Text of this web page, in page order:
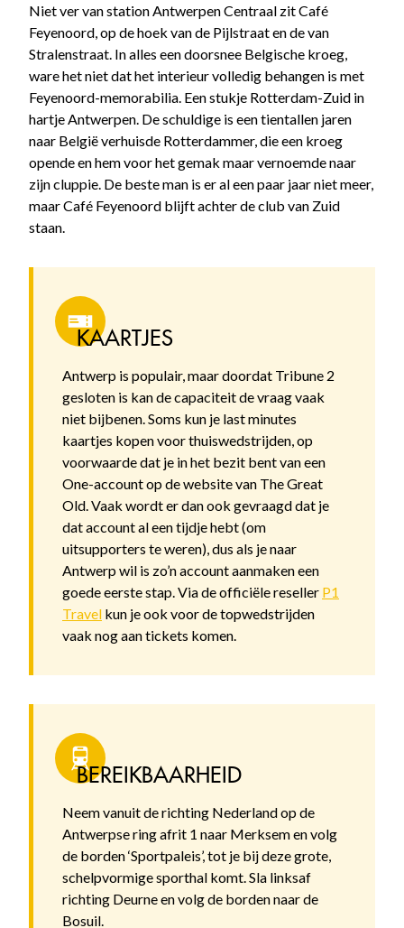
Niet ver van station Antwerpen Centraal zit Café
Feyenoord, op de hoek van de Pijlstraat en de van
Stralenstraat. In alles een doorsnee Belgische kroeg,
ware het niet dat het interieur volledig behangen is met
Feyenoord-memorabilia. Een stukje Rotterdam-Zuid in
hartje Antwerpen. De schuldige is een tientallen jaren
naar België verhuisde Rotterdammer, die een kroeg
opende en hem voor het gemak maar vernoemde naar
zijn cluppie. De beste man is er al een paar jaar niet meer,
maar Café Feyenoord blijft achter de club van Zuid
staan.
KAARTJES
Antwerp is populair, maar doordat Tribune 2
gesloten is kan de capaciteit de vraag vaak
niet bijbenen. Soms kun je last minutes
kaartjes kopen voor thuiswedstrijden, op
voorwaarde dat je in het bezit bent van een
One-account op de website van The Great
Old. Vaak wordt er dan ook gevraagd dat je
dat account al een tijdje hebt (om
uitsupporters te weren), dus als je naar
Antwerp wil is zo’n account aanmaken een
goede eerste stap. Via de officiële reseller P1
Travel kun je ook voor de topwedstrijden
vaak nog aan tickets komen.
BEREIKBAARHEID
Neem vanuit de richting Nederland op de
Antwerpse ring afrit 1 naar Merksem en volg
de borden ‘Sportpaleis’, tot je bij deze grote,
schelpvormige sporthal komt. Sla linksaf
richting Deurne en volg de borden naar de
Bosuil.